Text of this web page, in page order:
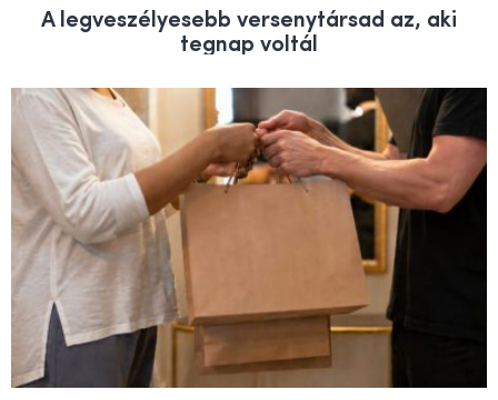
A legveszélyesebb versenytársad az, aki
tegnap voltál